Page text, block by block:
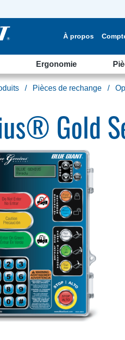
À propos
Ergonomie
Pièces de rechange
Gold